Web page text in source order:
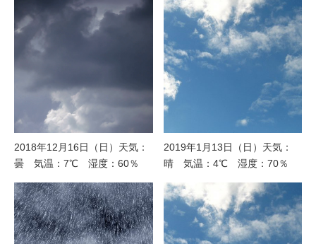
2018年12月16日（日）天気：
曇 気温：7℃ 湿度：60％
2019年1月13日（日）天気：
晴 気温：4℃ 湿度：70％